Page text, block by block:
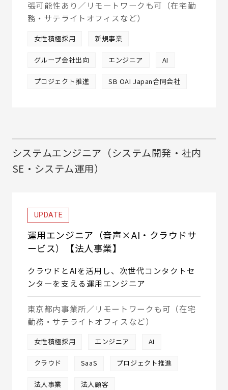
張可能性あり／リモートワークも可（在宅勤
務・サテライトオフィスなど）
女性積極採用 新規事業
グループ会社出向 エンジニア AI
プロジェクト推進 SB OAI Japan合同会社
システムエンジニア（システム開発・社内
SE・システム運用）
UPDATE
運用エンジニア（音声×AI・クラウドサ
ービス）【法人事業】
クラウドとAIを活用し、次世代コンタクトセ
ンターを支える運用エンジニア
東京都内事業所／リモートワークも可（在宅
勤務・サテライトオフィスなど）
女性積極採用 エンジニア AI
クラウド SaaS プロジェクト推進
法人事業 法人顧客